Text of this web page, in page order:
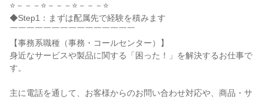
⭐－－－⭐－－－⭐－－－⭐
◆Step1：まずは配属先で経験を積みます
￣￣￣￣￣￣￣￣￣￣￣￣￣￣￣
【事務系職種（事務・コールセンター）】
身近なサービスや製品に関する「困った！」を解決するお仕事で
す。
主に電話を通して、お客様からのお問い合わせ対応や、商品・サ